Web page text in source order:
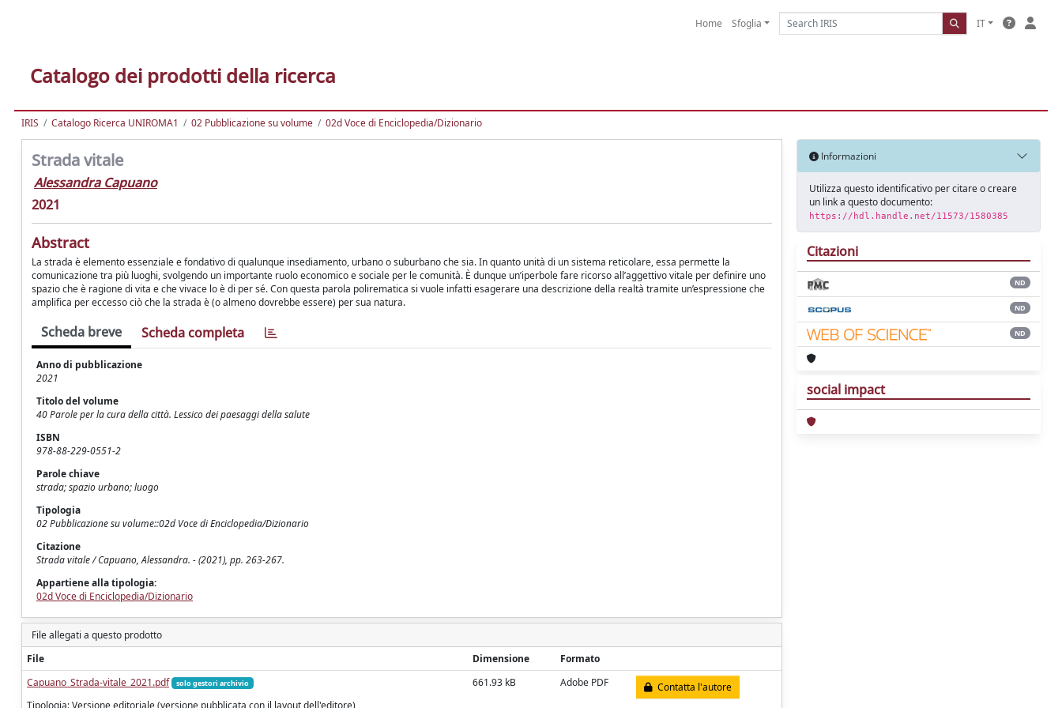
Home Sfoglia IT
Catalogo dei prodotti della ricerca
IRIS Catalogo Ricerca UNIROMA1 02 Pubblicazione su volume 02d Voce di Enciclopedia/Dizionario
Strada vitale
Alessandra Capuano
2021
Abstract
La strada è elemento essenziale e fondativo di qualunque insediamento, urbano o suburbano che sia. In quanto unità di un sistema reticolare, essa permette la
comunicazione tra più luoghi, svolgendo un importante ruolo economico e sociale per le comunità. È dunque un’iperbole fare ricorso all’aggettivo vitale per definire uno
spazio che è ragione di vita e che vivace lo è di per sé. Con questa parola polirematica si vuole infatti esagerare una descrizione della realtà tramite un’espressione che
amplifica per eccesso ciò che la strada è (o almeno dovrebbe essere) per sua natura.
Scheda breve Scheda completa
Anno di pubblicazione
2021
Titolo del volume
40 Parole per la cura della città. Lessico dei paesaggi della salute
ISBN
978-88-229-0551-2
Parole chiave
strada; spazio urbano; luogo
Tipologia
02 Pubblicazione su volume::02d Voce di Enciclopedia/Dizionario
Citazione
Strada vitale / Capuano, Alessandra. - (2021), pp. 263-267.
Appartiene alla tipologia:
02d Voce di Enciclopedia/Dizionario
File allegati a questo prodotto
File
Dimensione
Formato
Capuano_Strada-vitale_2021.pdf
solo gestori archivio 661.93 kB Adobe PDF Contatta l'autore
Informazioni
Utilizza questo identificativo per citare o creare
un link a questo documento:
https://hdl.handle.net/11573/1580385
Citazioni
ND
ND
ND
social impact